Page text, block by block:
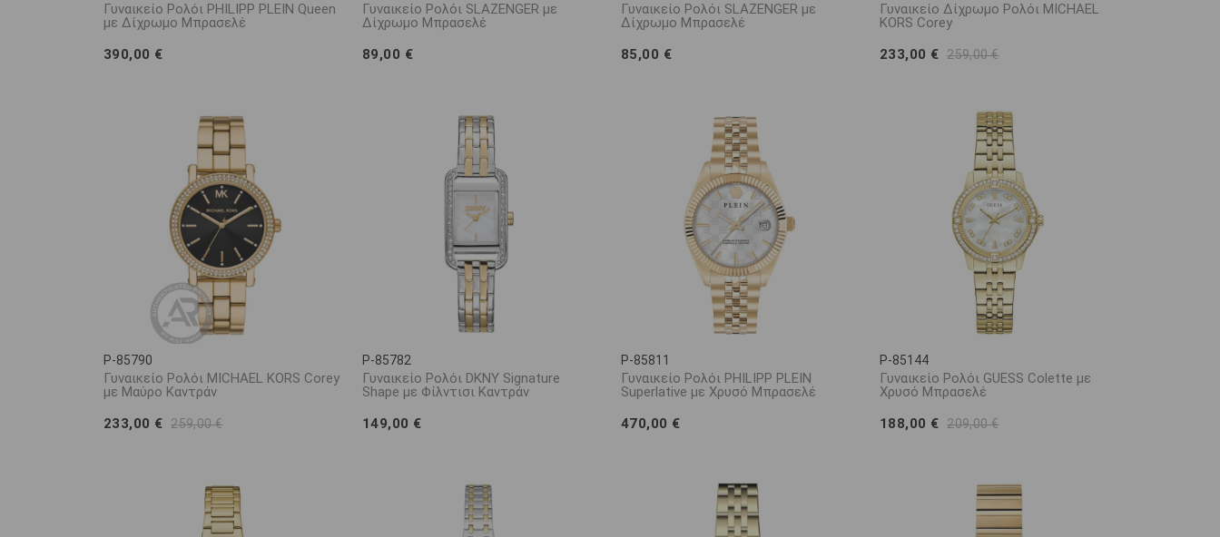
Γυναικείο Ρολόι PHILIPP PLEIN Queen
με Δίχρωμο Μπρασελέ
390,00 €
Γυναικείο Ρολόι SLAZENGER με
Δίχρωμο Μπρασελέ
89,00 €
Γυναικείο Ρολόι SLAZENGER με
Δίχρωμο Μπρασελέ
85,00 €
Γυναικείο Δίχρωμο Ρολόι MICHAEL
KORS Corey
233,00 € 259,00 €
P-85790
Γυναικείο Ρολόι MICHAEL KORS Corey
με Μαύρο Καντράν
233,00 € 259,00 €
P-85782
Γυναικείο Ρολόι DKNY Signature
Shape με Φίλντισι Καντράν
149,00 €
P-85811
Γυναικείο Ρολόι PHILIPP PLEIN
Superlative με Χρυσό Μπρασελέ
470,00 €
P-85144
Γυναικείο Ρολόι GUESS Colette με
Χρυσό Μπρασελέ
188,00 € 209,00 €